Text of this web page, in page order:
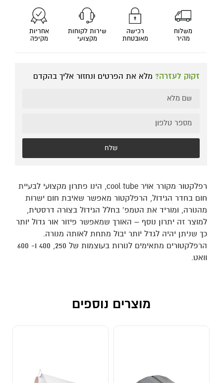
משלוח
מהיר
רכישה
מאובטחת
שירות לקוחות
מקצועי
אחריות
מקיפה
זקוק לעזרה? מלא את הפרטים ונחזור אליך בהקדם
שלח
רפלקטור מקורר אויר cool tube, הינו פתרון מקצועי לבעיית
חום בחדר הגידול, הרפלקטור מאפשר שאיבת חום ישרות
מהנורה, ומוריד את הטמפ' בחלל הגידול בצורה דרסטית,
למוצר זה יתרון נוסף – האורך שמאפשר פיזור אור גדול יותר
כך שניתן יהיה לגדל יותר יבול מתחת לאותה מנורה.
הרפלקטורים מתאימים לנורות בעוצמות של 250, 400 ו- 600
וואט.
מוצרים נוספים